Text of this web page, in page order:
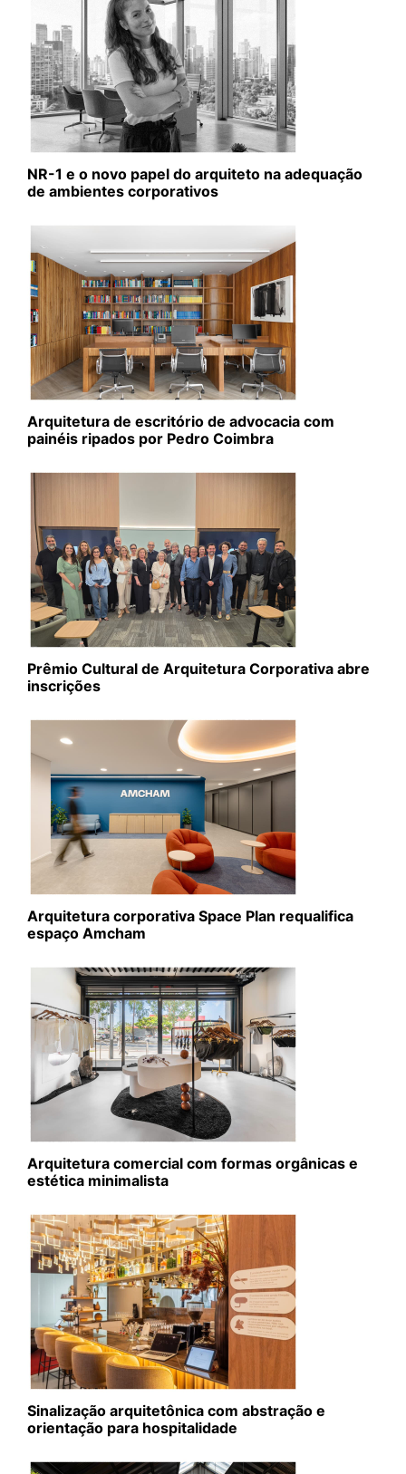
NR-1 e o novo papel do arquiteto na adequação
de ambientes corporativos
Arquitetura de escritório de advocacia com
painéis ripados por Pedro Coimbra
Prêmio Cultural de Arquitetura Corporativa abre
inscrições
Arquitetura corporativa Space Plan requalifica
espaço Amcham
Arquitetura comercial com formas orgânicas e
estética minimalista
Sinalização arquitetônica com abstração e
orientação para hospitalidade